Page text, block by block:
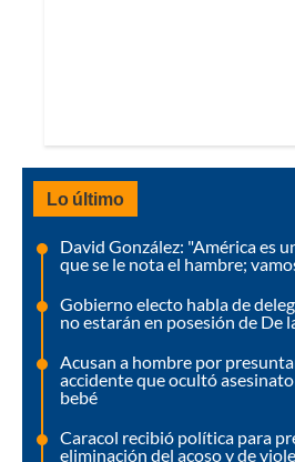
Lo último
David González: "América es
que se le nota el hambre;
Gobierno electo habla de
no estarán en posesión de De
Acusan a hombre por
accidente que ocultó
bebé
Caracol recibió política para
eliminación del acoso y de